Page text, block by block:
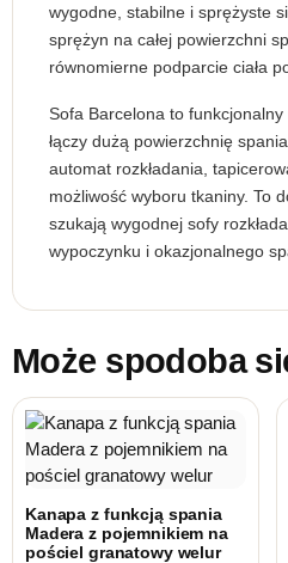
wygodne, stabilne i sprężyste
sprężyn na całej powierzchni
równomierne podparcie ciała
Sofa Barcelona to
łączy dużą powierzchnię
automat rozkładania,
możliwość wyboru tkaniny. To
szukają wygodnej sofy
wypoczynku i okazjonalnego
Może spodoba
Kanapa z funkcją spania
Madera z pojemnikiem na
pościel granatowy welur